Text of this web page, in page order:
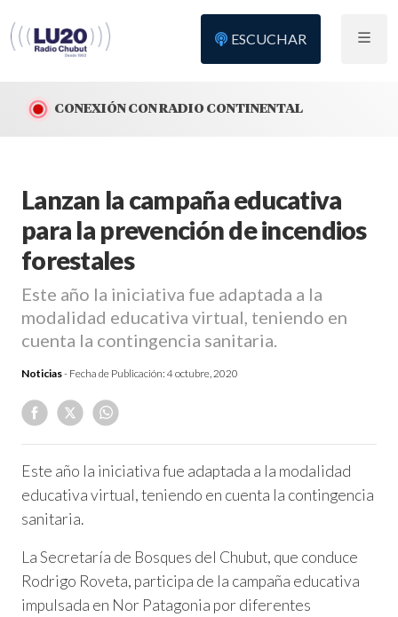
ESCUCHAR
CONEXIÓN CON RADIO CONTINENTAL
Lanzan la campaña educativa
para la prevención de incendios
forestales
Este año la iniciativa fue adaptada a la
modalidad educativa virtual, teniendo en
cuenta la contingencia sanitaria.
Noticias- Fecha de Publicación: 4 octubre, 2020
Este año la iniciativa fue adaptada a la modalidad
educativa virtual, teniendo en cuenta la contingencia
sanitaria.
La Secretaría de Bosques del Chubut, que conduce
Rodrigo Roveta, participa de la campaña educativa
impulsada en Nor Patagonia por diferentes